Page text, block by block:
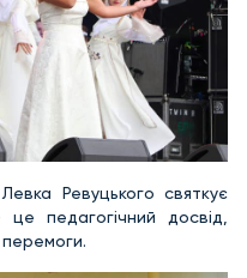
Ревуцького святкує
педагогічний досвід,
перемоги.